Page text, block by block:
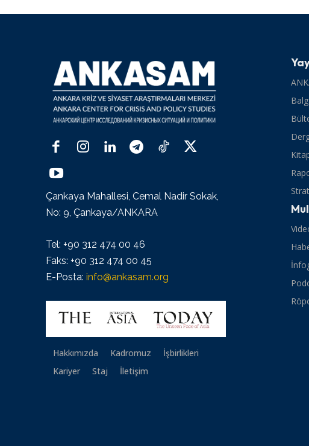
Çankaya Mahallesi, Cemal Nadir Sokak,
No: 9, Çankaya/ANKARA
Tel: +90 312 474 00 46
Faks: +90 312 474 00 45
E-Posta: info@ankasam.org
Hakkımızda Kadromuz
İşbirlikleri
Kariyer
Staj İletişim